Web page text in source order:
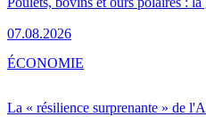
07.08.2026
La « résilience surprenante » de
ÉCONOMIE